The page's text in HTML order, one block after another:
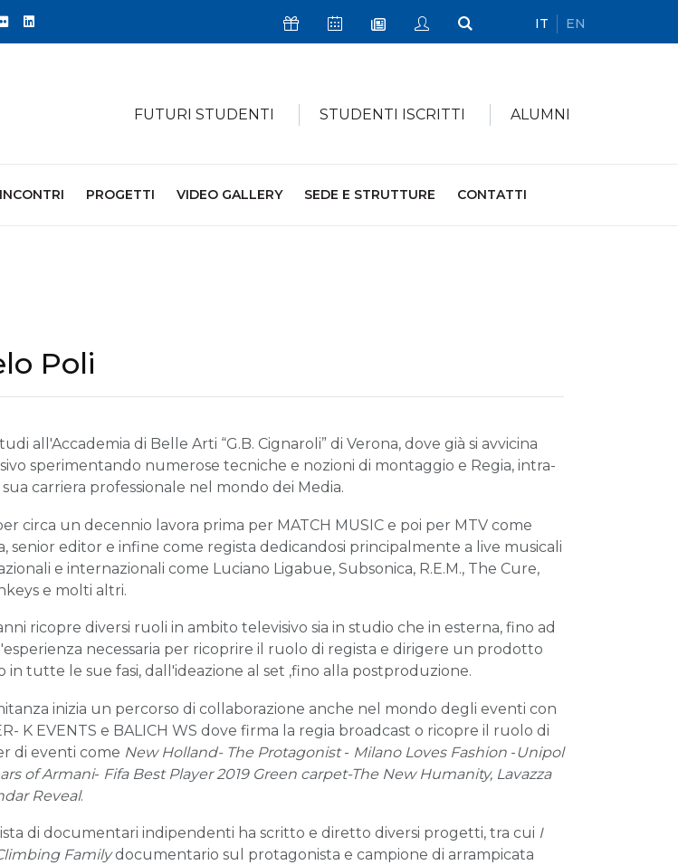
FlickrLinkedin Icona SostieniciIcona Calendario Eventi
Icona Newsletter
Icona My Civica
Icona Cerca
IT EN
FUTURI STUDENTI STUDENTI ISCRITTI ALUMNI
INCONTRI PROGETTI VIDEO GALLERY SEDE E STRUTTURE CONTATTI
Poli
all'Accademia di Belle Arti “G.B. Cignaroli” di Verona, dove già si avvicina
sperimentando numerose tecniche e nozioni di montaggio e Regia, intra-
carriera professionale nel mondo dei Media.
circa un decennio lavora prima per MATCH MUSIC e poi per MTV come
senior editor e infine come regista dedicandosi principalmente a live musicali
e internazionali come Luciano Ligabue, Subsonica, R.E.M., The Cure,
e molti altri.
ricopre diversi ruoli in ambito televisivo sia in studio che in esterna, fino ad
necessaria per ricoprire il ruolo di regista e dirigere un prodotto
in tutte le sue fasi, dall'ideazione al set ,fino alla postproduzione.
inizia un percorso di collaborazione anche nel mondo degli eventi con
K EVENTS e BALICH WS dove firma la regia broadcast o ricopre il ruolo di
di eventi come New Holland- The Protagonist- Milano Loves Fashion -Unipol
of Armani- Fifa Best Player 2019 Green carpet-The New Humanity, Lavazza
Reveal.
di documentari indipendenti ha scritto e diretto diversi progetti, tra cui I
Familydocumentario sul protagonista e campione di arrampicata